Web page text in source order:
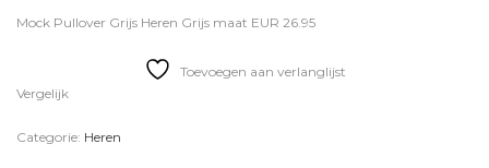
Mock Pullover Grijs Heren Grijs maat EUR 26.95
Toevoegen aan verlanglijst
Vergelijk
Categorie: Heren